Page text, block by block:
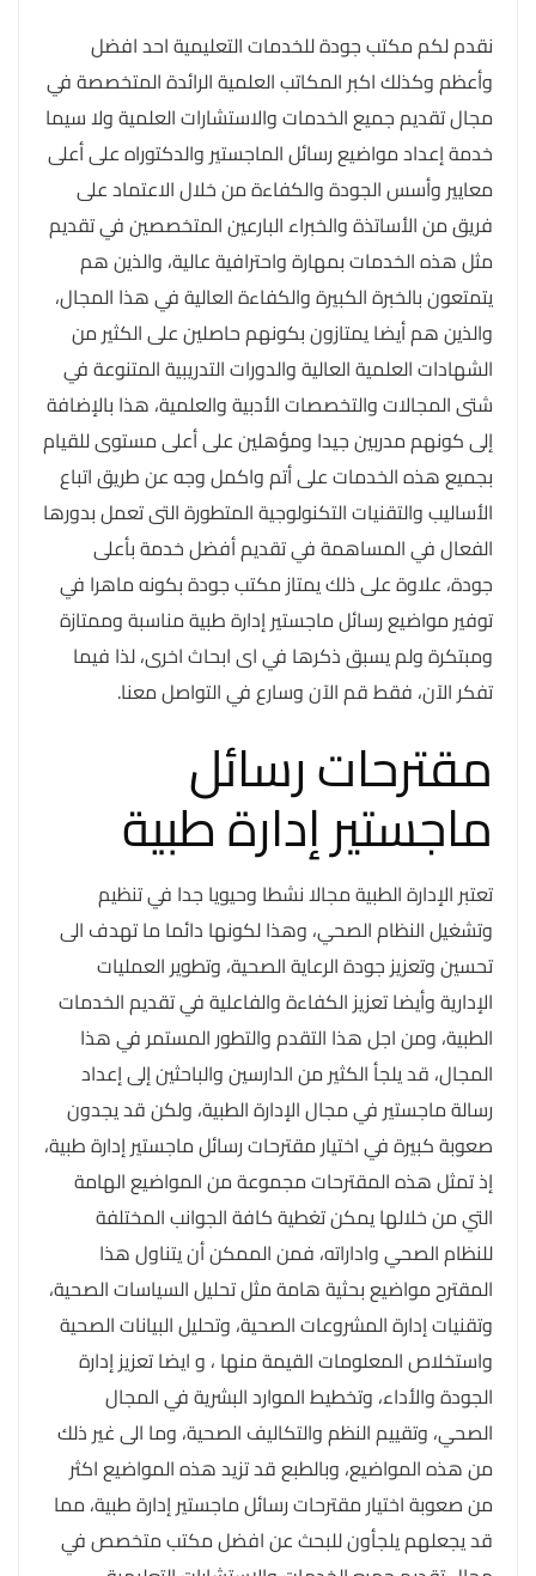
نقدم لكم مكتب جودة للخدمات التعليمية احد افضل
وأعظم وكذلك اكبر المكاتب العلمية الرائدة المتخصصة في
مجال تقديم جميع الخدمات والاستشارات العلمية ولا سيما
خدمة إعداد مواضيع رسائل الماجستير والدكتوراه على أعلى
معايير وأسس الجودة والكفاءة من خلال الاعتماد على
فريق من الأساتذة والخبراء البارعين المتخصصين في تقديم
مثل هذه الخدمات بمهارة واحترافية عالية، والذين هم
يتمتعون بالخبرة الكبيرة والكفاءة العالية في هذا المجال،
والذين هم أيضا يمتازون بكونهم حاصلين على الكثير من
الشهادات العلمية العالية والدورات التدريبية المتنوعة في
شتى المجالات والتخصصات الأدبية والعلمية، هذا بالإضافة
إلى كونهم مدربين جيدا ومؤهلين على أعلى مستوى للقيام
بجميع هذه الخدمات على أتم واكمل وجه عن طريق اتباع
الأساليب والتقنيات التكنولوجية المتطورة التى تعمل بدورها
الفعال في المساهمة في تقديم أفضل خدمة بأعلى
جودة، علاوة على ذلك يمتاز مكتب جودة بكونه ماهرا في
توفير مواضيع رسائل ماجستير إدارة طبية مناسبة وممتازة
ومبتكرة ولم يسبق ذكرها في اى ابحاث اخرى، لذا فيما
تفكر الآن، فقط قم الآن وسارع في التواصل معنا.
مقترحات رسائل
ماجستير إدارة طبية
تعتبر الإدارة الطبية مجالا نشطا وحيويا جدا في تنظيم
وتشغيل النظام الصحي، وهذا لكونها دائما ما تهدف الى
تحسين وتعزيز جودة الرعاية الصحية، وتطوير العمليات
الإدارية وأيضا تعزيز الكفاءة والفاعلية في تقديم الخدمات
الطبية، ومن اجل هذا التقدم والتطور المستمر في هذا
المجال، قد يلجأ الكثير من الدارسين والباحثين إلى إعداد
رسالة ماجستير في مجال الإدارة الطبية، ولكن قد يجدون
صعوبة كبيرة في اختيار مقترحات رسائل ماجستير إدارة طبية،
إذ تمثل هذه المقترحات مجموعة من المواضيع الهامة
التي من خلالها يمكن تغطية كافة الجوانب المختلفة
للنظام الصحي واداراته، فمن الممكن أن يتناول هذا
المقترح مواضيع بحثية هامة مثل تحليل السياسات الصحية،
وتقنيات إدارة المشروعات الصحية، وتحليل البيانات الصحية
واستخلاص المعلومات القيمة منها ، و ايضا تعزيز إدارة
الجودة والأداء، وتخطيط الموارد البشرية في المجال
الصحي، وتقييم النظم والتكاليف الصحية، وما الى غير ذلك
من هذه المواضيع، وبالطبع قد تزيد هذه المواضيع اكثر
من صعوبة اختيار مقترحات رسائل ماجستير إدارة طبية، مما
قد يجعلهم يلجأون للبحث عن افضل مكتب متخصص في